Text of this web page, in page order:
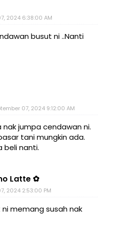
2024 6:38:00 AM
busut ni ..Nanti
07, 2024 9:12:00 AM
nak jumpa cendawan ni.
tani mungkin ada.
beli nanti.
Latte ✿
2024 2:53:00 PM
memang susah nak